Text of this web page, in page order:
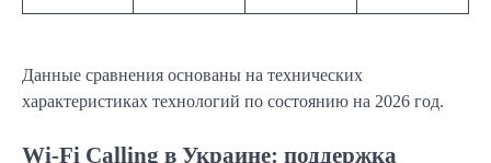
Данные сравнения основаны на технических
характеристиках технологий по состоянию на 2026 год.
Wi-Fi Calling в Украине: поддержка